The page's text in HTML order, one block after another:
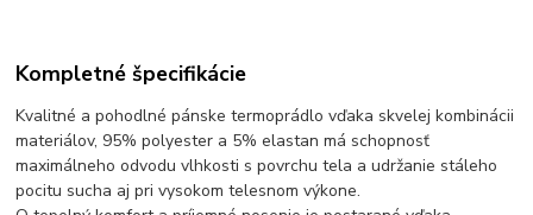
Kompletné špecifikácie
Kvalitné a pohodlné pánske termoprádlo vďaka skvelej kombinácii
materiálov, 95% polyester a 5% elastan má schopnosť
maximálneho odvodu vlhkosti s povrchu tela a udržanie stáleho
pocitu sucha aj pri vysokom telesnom výkone.